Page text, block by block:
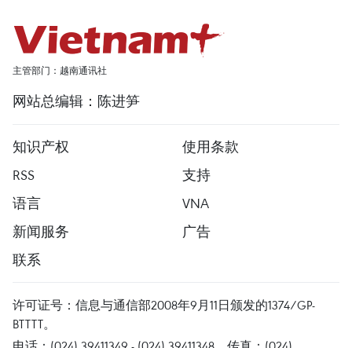
主管部门：越南通讯社
网站总编辑：陈进笋
知识产权
使用条款
RSS
支持
语言
VNA
新闻服务
广告
联系
许可证号：信息与通信部2008年9月11日颁发的1374/GP-
BTTTT。